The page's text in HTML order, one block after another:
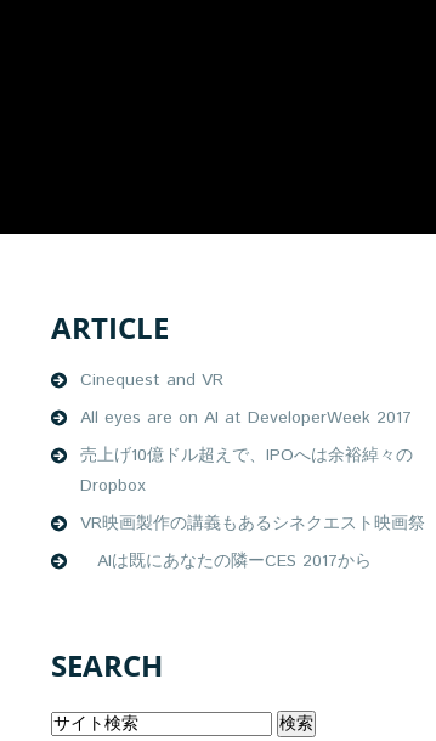
ARTICLE
Cinequest and VR
All eyes are on AI at DeveloperWeek 2017
売上げ10億ドル超えで、IPOへは余裕綽々の
Dropbox
VR映画製作の講義もあるシネクエスト映画祭
AIは既にあなたの隣ーCES 2017から
SEARCH